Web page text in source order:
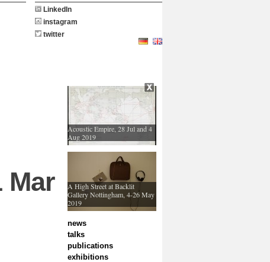
LinkedIn
instagram
twitter
Acoustic Empire, 28 Jul and 4
Aug 2019
A High Street at Backlit
Gallery Nottingham, 4-26 May
2019
news
talks
publications
exhibitions
Mar